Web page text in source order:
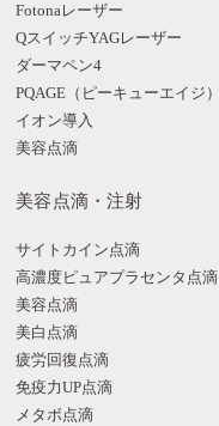
Fotonaレーザー
QスイッチYAGレーザー
ダーマペン4
PQAGE（ピーキューエイジ）
イオン導入
美容点滴
美容点滴・注射
サイトカイン点滴
高濃度ピュアプラセンタ点滴
美容点滴
美白点滴
疲労回復点滴
免疫力UP点滴
メタボ点滴